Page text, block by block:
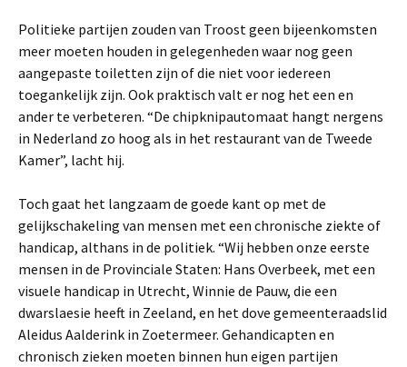
Politieke partijen zouden van Troost geen bijeenkomsten
meer moeten houden in gelegenheden waar nog geen
aangepaste toiletten zijn of die niet voor iedereen
toegankelijk zijn. Ook praktisch valt er nog het een en
ander te verbeteren. “De chipknipautomaat hangt nergens
in Nederland zo hoog als in het restaurant van de Tweede
Kamer”, lacht hij.
Toch gaat het langzaam de goede kant op met de
gelijkschakeling van mensen met een chronische ziekte of
handicap, althans in de politiek. “Wij hebben onze eerste
mensen in de Provinciale Staten: Hans Overbeek, met een
visuele handicap in Utrecht, Winnie de Pauw, die een
dwarslaesie heeft in Zeeland, en het dove gemeenteraadslid
Aleidus Aalderink in Zoetermeer. Gehandicapten en
chronisch zieken moeten binnen hun eigen partijen